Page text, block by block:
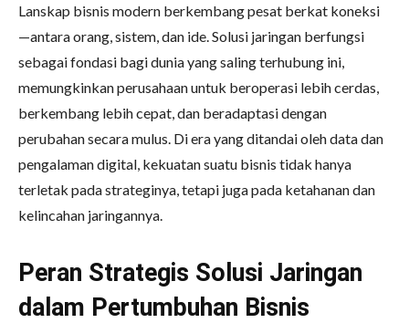
Lanskap bisnis modern berkembang pesat berkat koneksi
—antara orang, sistem, dan ide. Solusi jaringan berfungsi
sebagai fondasi bagi dunia yang saling terhubung ini,
memungkinkan perusahaan untuk beroperasi lebih cerdas,
berkembang lebih cepat, dan beradaptasi dengan
perubahan secara mulus. Di era yang ditandai oleh data dan
pengalaman digital, kekuatan suatu bisnis tidak hanya
terletak pada strateginya, tetapi juga pada ketahanan dan
kelincahan jaringannya.
Peran Strategis Solusi Jaringan
dalam Pertumbuhan Bisnis